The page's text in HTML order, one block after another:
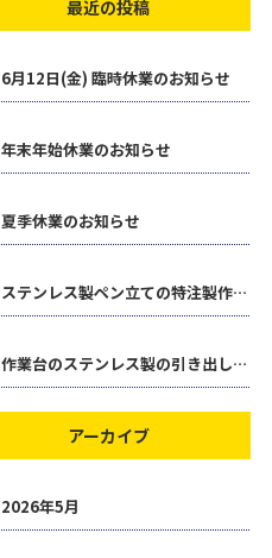
最近の投稿
6月12日(金) 臨時休業のお知らせ
年末年始休業のお知らせ
夏季休業のお知らせ
ステンレス製ペン立ての特注製作事例
作業台のステンレス製の引き出しをオリジナル製作した事例
アーカイブ
2026年5月